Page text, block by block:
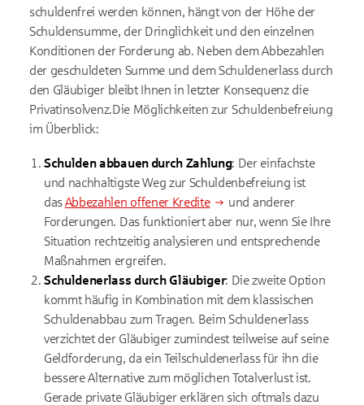
schuldenfrei werden können, hängt von der Höhe der
Schuldensumme, der Dringlichkeit und den einzelnen
Konditionen der Forderung ab. Neben dem Abbezahlen
der geschuldeten Summe und dem Schuldenerlass durch
den Gläubiger bleibt Ihnen in letzter Konsequenz die
Privatinsolvenz.Die Möglichkeiten zur Schuldenbefreiung
im Überblick:
Schulden abbauen durch Zahlung: Der einfachste
und nachhaltigste Weg zur Schuldenbefreiung ist
dasAbbezahlen offener Kredite
und anderer
Forderungen. Das funktioniert aber nur, wenn Sie Ihre
Situation rechtzeitig analysieren und entsprechende
Maßnahmen ergreifen.
Schuldenerlass durch Gläubiger: Die zweite Option
kommt häufig in Kombination mit dem klassischen
Schuldenabbau zum Tragen. Beim Schuldenerlass
verzichtet der Gläubiger zumindest teilweise auf seine
Geldforderung, da ein Teilschuldenerlass für ihn die
bessere Alternative zum möglichen Totalverlust ist.
Gerade private Gläubiger erklären sich oftmals dazu